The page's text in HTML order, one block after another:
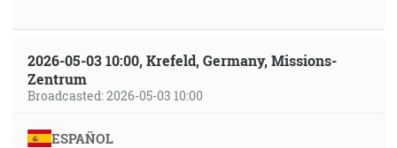
2026-05-03 10:00, Krefeld, Germany, Missions-
Zentrum
Broadcasted: 2026-05-03 10:00
ESPAÑOL